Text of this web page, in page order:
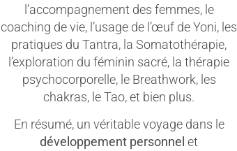
l’accompagnement des femmes, le
coaching de vie, l’usage de l’œuf de Yoni, les
pratiques du Tantra, la Somatothérapie,
l’exploration du féminin sacré, la thérapie
psychocorporelle, le Breathwork, les
chakras, le Tao, et bien plus.
En résumé, un véritable voyage dans le
développement personnel et